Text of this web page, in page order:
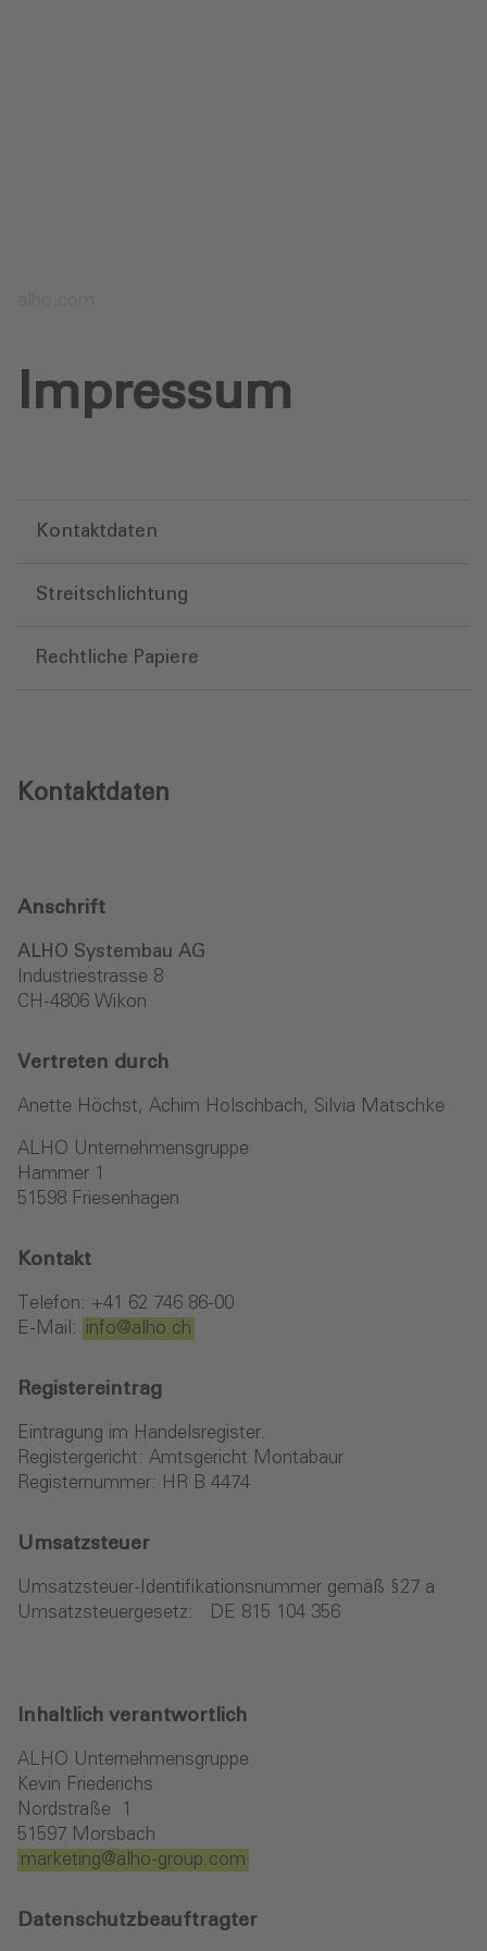
Impressum
Kontaktdaten
Streitschlichtung
Rechtliche Papiere
Kontaktdaten
Anschrift
ALHO Systembau AG
Industriestrasse 8
CH-4806 Wikon
Vertreten durch
Anette Höchst, Achim Holschbach, Silvia Matschke
ALHO Unternehmensgruppe
Hammer 1
51598 Friesenhagen
Kontakt
Telefon: +41 62 746 86-00
E-Mail:
info@alho.ch
Registereintrag
Eintragung im Handelsregister.
Registergericht: Amtsgericht Montabaur
Registernummer: HR B 4474
Umsatzsteuer
Umsatzsteuer-Identifikationsnummer gemäß §27 a
Umsatzsteuergesetz: DE 815 104 356
Inhaltlich verantwortlich
ALHO Unternehmensgruppe
Kevin Friederichs
Nordstraße 1
51597 Morsbach
marketing@alho-group.com
Datenschutzbeauftragter